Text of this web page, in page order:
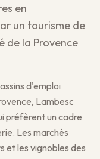
en
un tourisme de
de la Provence
d'emploi
Lambesc
préfèrent un cadre
Les marchés
et les vignobles des